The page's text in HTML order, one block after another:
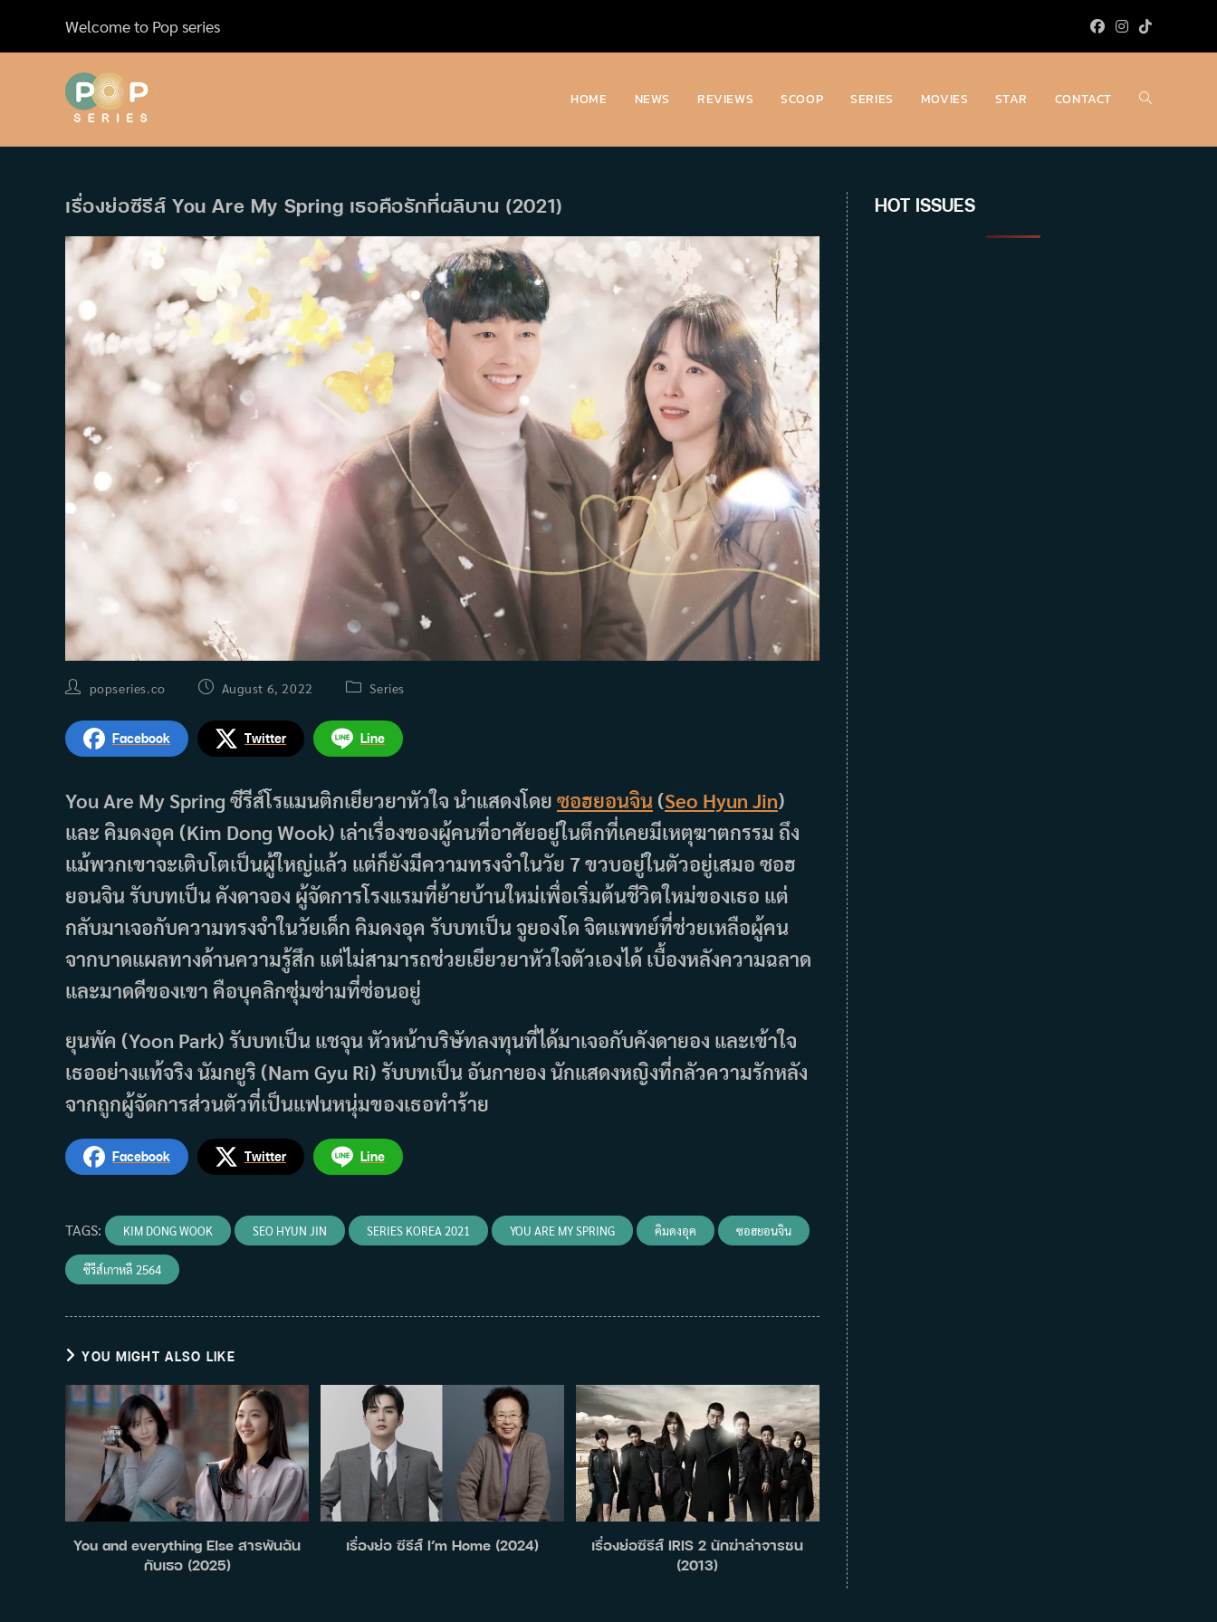
content
Welcome to Pop series
HOME NEWS REVIEWS SCOOP SERIES MOVIES STAR CONTACT Toggle
เรื่องย่อซีรีส์ You Are My Spring เธอคือรักที่ผลิบาน (2021)
Postpopseries.co
PostAugust 6, 2022
PostSeries
Facebook Twitter Line
You Are My Spring ซีรีส์โรแมนติกเยียวยาหัวใจ นำแสดงโดย ซอฮยอนจิน (Seo Hyun Jin)
และ คิมดงอุค (Kim Dong Wook) เล่าเรื่องของผู้คนที่อาศัยอยู่ในตึกที่เคยมีเหตุฆาตกรรม ถึง
แม้พวกเขาจะเติบโตเป็นผู้ใหญ่แล้ว แต่ก็ยังมีความทรงจำในวัย 7 ขวบอยู่ในตัวอยู่เสมอ ซอฮ
ยอนจิน รับบทเป็น คังดาจอง ผู้จัดการโรงแรมที่ย้ายบ้านใหม่เพื่อเริ่มต้นชีวิตใหม่ของเธอ แต่
กลับมาเจอกับความทรงจำในวัยเด็ก คิมดงอุค รับบทเป็น จูยองโด จิตแพทย์ที่ช่วยเหลือผู้คน
จากบาดแผลทางด้านความรู้สึก แต่ไม่สามารถช่วยเยียวยาหัวใจตัวเองได้ เบื้องหลังความฉลาด
และมาดดีของเขา คือบุคลิกซุ่มซ่ามที่ซ่อนอยู่
ยุนพัค (Yoon Park) รับบทเป็น แชจุน หัวหน้าบริษัทลงทุนที่ได้มาเจอกับคังดายอง และเข้าใจ
เธออย่างแท้จริง นัมกยูริ (Nam Gyu Ri) รับบทเป็น อันกายอง นักแสดงหญิงที่กลัวความรักหลัง
จากถูกผู้จัดการส่วนตัวที่เป็นแฟนหนุ่มของเธอทำร้าย
Facebook Twitter Line
TAGS: KIM DONG WOOK SEO HYUN JIN SERIES KOREA 2021 YOU ARE MY SPRING คิมดงอุค ซอฮยอนจิน
ซีรีส์เกาหลี 2564
YOU MIGHT ALSO LIKE
You and everything Else สารพันฉัน
กับเธอ (2025)
เรื่องย่อ ซีรีส์ I’m Home (2024)
เรื่องย่อซีรีส์ IRIS 2 นักฆ่าล่าจารชน
(2013)
HOT ISSUES